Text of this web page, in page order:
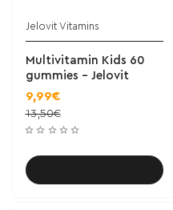
Jelovit Vitamins
Multivitamin Kids 60
gummies - Jelovit
9,99€
13,50€